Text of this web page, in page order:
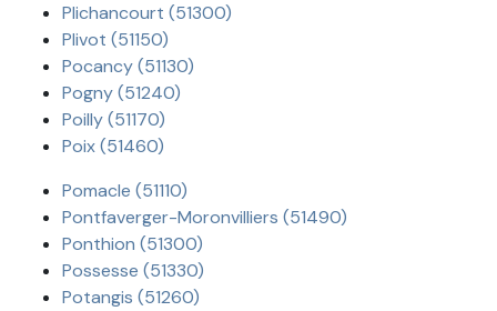
Plichancourt (51300)
Plivot (51150)
Pocancy (51130)
Pogny (51240)
Poilly (51170)
Poix (51460)
Pomacle (51110)
Pontfaverger-Moronvilliers (51490)
Ponthion (51300)
Possesse (51330)
Potangis (51260)